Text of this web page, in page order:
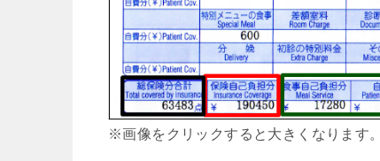
※画像をクリックすると大きくなります。